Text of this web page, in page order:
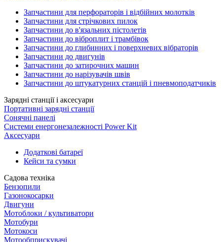
Запчастини для перфораторів і відбійних молотків
Запчастини для стрічкових пилок
Запчастини до в'язальних пістолетів
Запчастини до віброплит і трамбівок
Запчастини до глибинних і поверхневих вібраторів
Запчастини до двигунів
Запчастини до затирочних машин
Запчастини до нарізувачів швів
Запчастини до штукатурних станцій і пневмоподатчиків
Зарядні станції і аксесуари
Портативні зарядні станції
Сонячні панелі
Системи енергонезалежності Power Kit
Аксесуари
Додаткові батареї
Кейси та сумки
Садова техніка
Бензопили
Газонокосарки
Двигуни
Мотоблоки / культиватори
Мотобури
Мотокоси
Мотообприскувачі